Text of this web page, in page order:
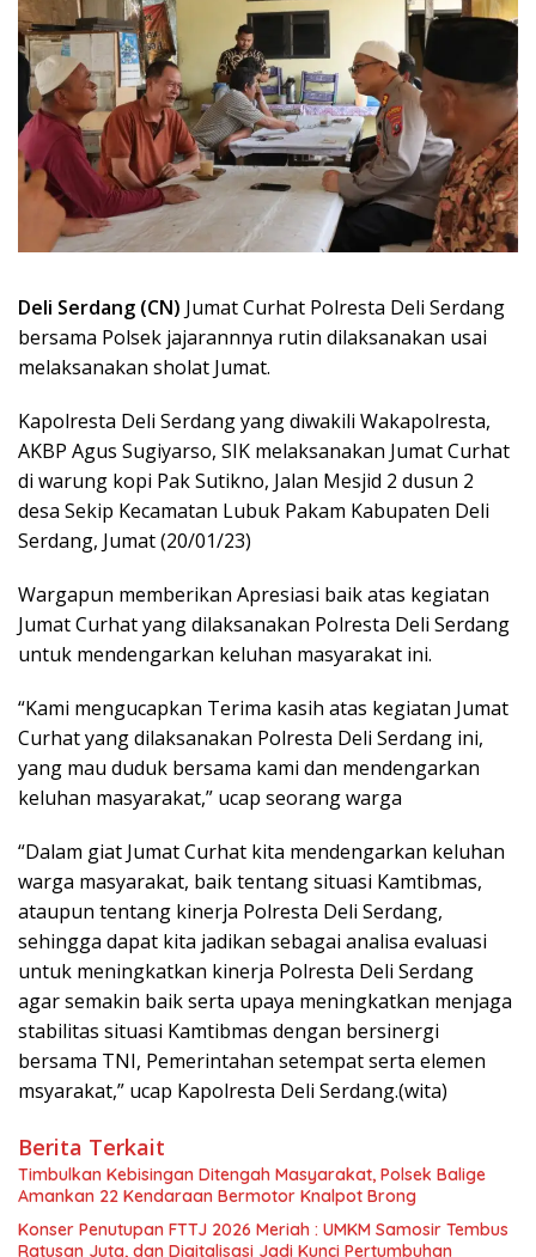
Deli Serdang (CN) Jumat Curhat Polresta Deli Serdang
bersama Polsek jajarannnya rutin dilaksanakan usai
melaksanakan sholat Jumat.
Kapolresta Deli Serdang yang diwakili Wakapolresta,
AKBP Agus Sugiyarso, SIK melaksanakan Jumat Curhat
di warung kopi Pak Sutikno, Jalan Mesjid 2 dusun 2
desa Sekip Kecamatan Lubuk Pakam Kabupaten Deli
Serdang, Jumat (20/01/23)
Wargapun memberikan Apresiasi baik atas kegiatan
Jumat Curhat yang dilaksanakan Polresta Deli Serdang
untuk mendengarkan keluhan masyarakat ini.
“Kami mengucapkan Terima kasih atas kegiatan Jumat
Curhat yang dilaksanakan Polresta Deli Serdang ini,
yang mau duduk bersama kami dan mendengarkan
keluhan masyarakat,” ucap seorang warga
“Dalam giat Jumat Curhat kita mendengarkan keluhan
warga masyarakat, baik tentang situasi Kamtibmas,
ataupun tentang kinerja Polresta Deli Serdang,
sehingga dapat kita jadikan sebagai analisa evaluasi
untuk meningkatkan kinerja Polresta Deli Serdang
agar semakin baik serta upaya meningkatkan menjaga
stabilitas situasi Kamtibmas dengan bersinergi
bersama TNI, Pemerintahan setempat serta elemen
msyarakat,” ucap Kapolresta Deli Serdang.(wita)
Berita Terkait
Timbulkan Kebisingan Ditengah Masyarakat, Polsek Balige
Amankan 22 Kendaraan Bermotor Knalpot Brong
Konser Penutupan FTTJ 2026 Meriah : UMKM Samosir Tembus
Ratusan Juta, dan Digitalisasi Jadi Kunci Pertumbuhan